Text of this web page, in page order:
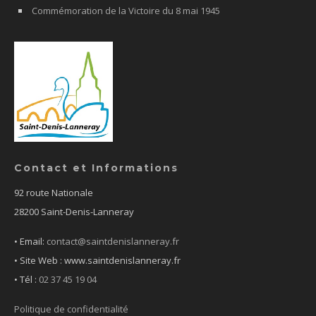
Commémoration de la Victoire du 8 mai 1945
Contact et Informations
92 route Nationale
28200 Saint-Denis-Lanneray
• Email: contact@saintdenislanneray.fr
• Site Web : www.saintdenislanneray.fr
• Tél : 02 37 45 19 04
Politique de confidentialité